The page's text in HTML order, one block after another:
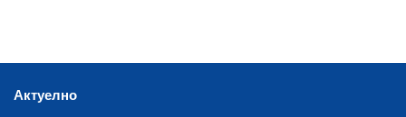
Актуелно